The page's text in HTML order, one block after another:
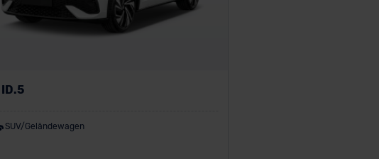
ID.5
SUV/Geländewagen